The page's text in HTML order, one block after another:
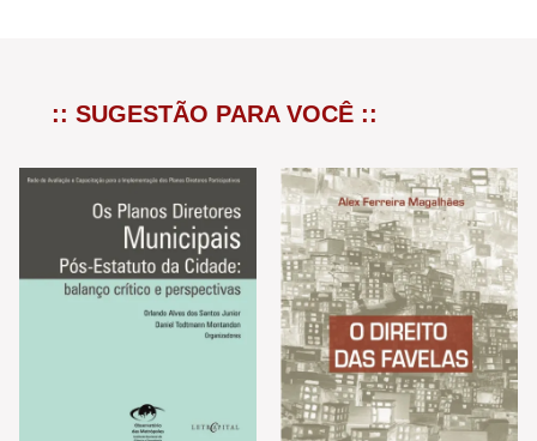
:: SUGESTÃO PARA VOCÊ ::